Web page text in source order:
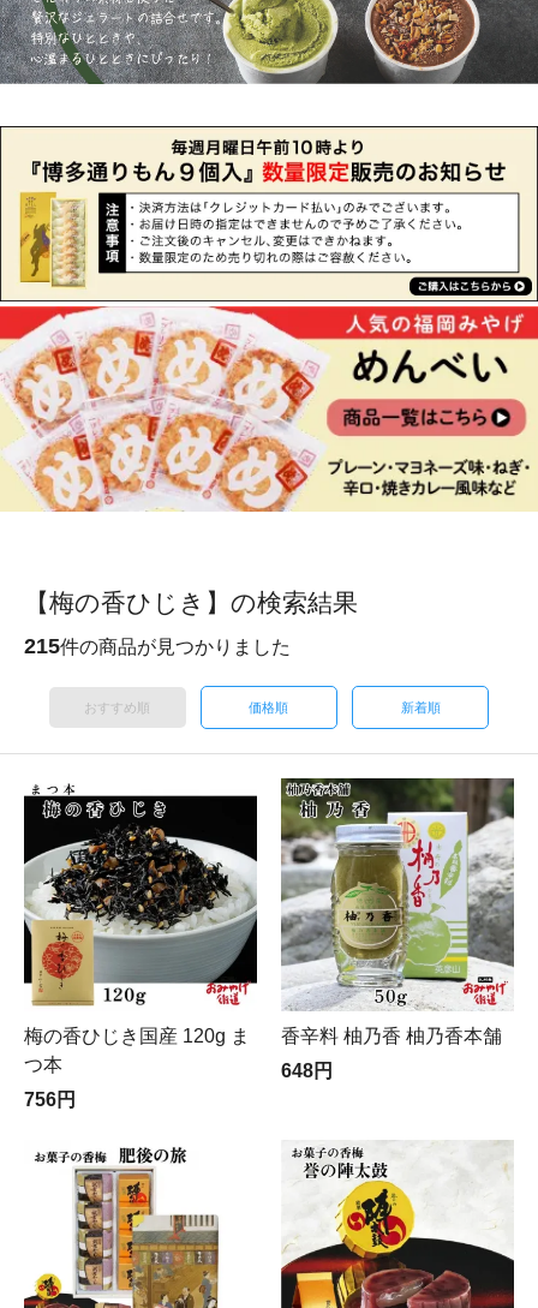
【梅の香ひじき】の検索結果
215件の商品が見つかりました
おすすめ順 価格順 新着順
梅の香ひじき国産 120g ま
つ本
756円
香辛料 柚乃香 柚乃香本舗
648円